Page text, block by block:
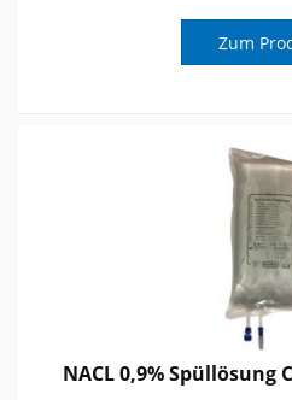
Zum
NACL 0,9% Spüllösung